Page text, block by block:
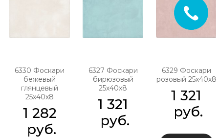
6330 Фоскари
бежевый
глянцевый
25х40х8
1 282
руб.
6327 Фоскари
бирюзовый
25х40х8
1 321
руб.
6329 Фоскари
розовый 25х40х8
1 321
руб.